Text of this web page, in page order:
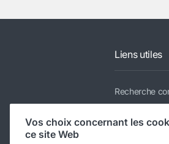
Liens utiles
Recherche
Vos choix concernant les
ce site Web